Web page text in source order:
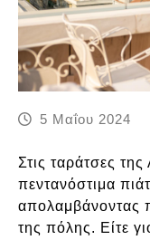
5 Μαΐου 2024
Στις ταράτσες
πεντανόστιμα
απολαμβάνοντας
της πόλης. Είτε